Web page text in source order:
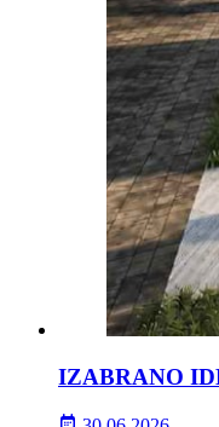
IZABRANO